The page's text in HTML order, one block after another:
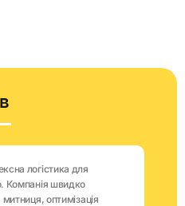
логістика для
Компанія швидко
оптимізація